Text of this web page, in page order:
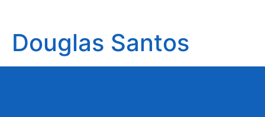
Douglas Santos